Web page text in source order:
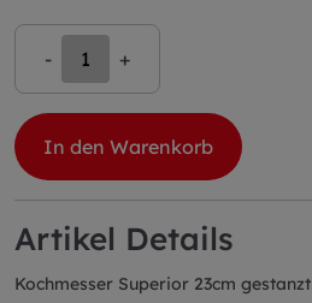
- +
In den Warenkorb
Artikel Details
Kochmesser Superior 23cm gestanzt